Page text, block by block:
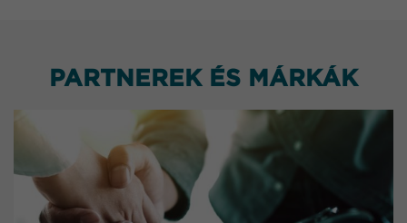
PARTNEREK ÉS MÁRKÁK